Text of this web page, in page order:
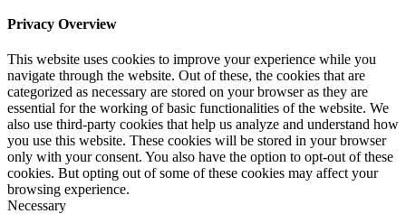
Privacy Overview
This website uses cookies to improve your experience while you
navigate through the website. Out of these, the cookies that are
categorized as necessary are stored on your browser as they are
essential for the working of basic functionalities of the website. We
also use third-party cookies that help us analyze and understand how
you use this website. These cookies will be stored in your browser
only with your consent. You also have the option to opt-out of these
cookies. But opting out of some of these cookies may affect your
browsing experience.
Necessary